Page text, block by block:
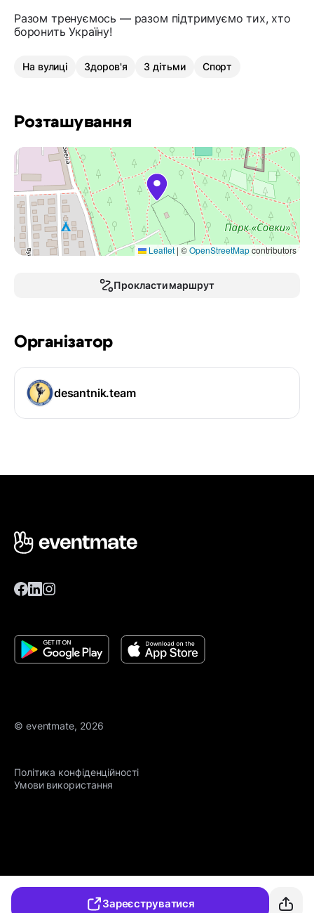
Разом тренуємось — разом підтримуємо тих, хто
боронить Україну!
На вулиці Здоров'я З дітьми Спорт
Розташування
Leaflet | ©OpenStreetMapcontributors
Прокласти маршрут
Організатор
desantnik.team
© eventmate, 2026
Політика конфіденційності
Умови використання
Зареєструватися